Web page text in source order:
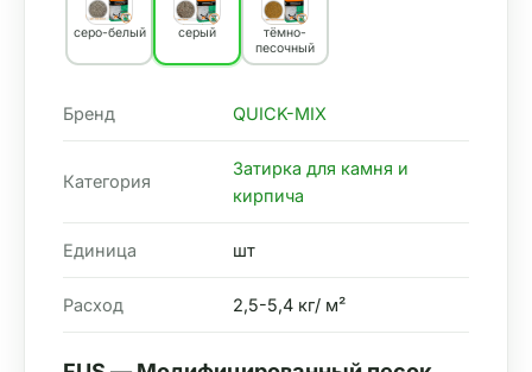
серо-белый серый
тёмно-
песочный
Бренд QUICK-MIX
Категория
Затирка для камня и
кирпича
Единица шт
Расход 2,5-5,4 кг/ м²